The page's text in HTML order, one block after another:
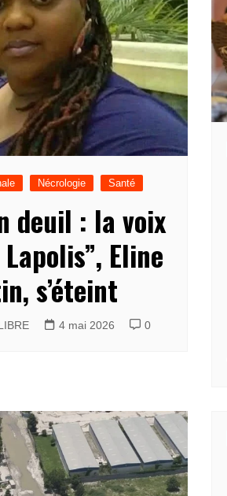
Nécrologie Santé
deuil : la voix
Eline
s’éteint
4 mai 2026 0